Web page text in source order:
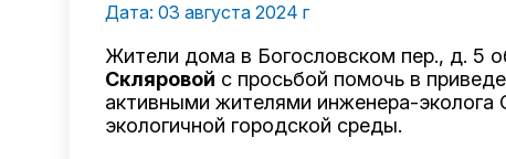
Дата: 03 августа 2024 г
Жители дома в Богословском пер., д. 5
Скляровой с просьбой помочь в
активными жителями инженера-
экологичной городской среды.